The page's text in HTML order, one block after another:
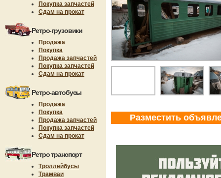
Покупка запчастей
Сдам на прокат
Ретро-грузовики
Продажа
Покупка
Продажа запчастей
Покупка запчастей
Сдам на прокат
Ретро-автобусы
Продажа
Покупка
Продажа запчастей
Покупка запчастей
Сдам на прокат
Ретро транспорт
Троллейбусы
Трамваи
Разместить